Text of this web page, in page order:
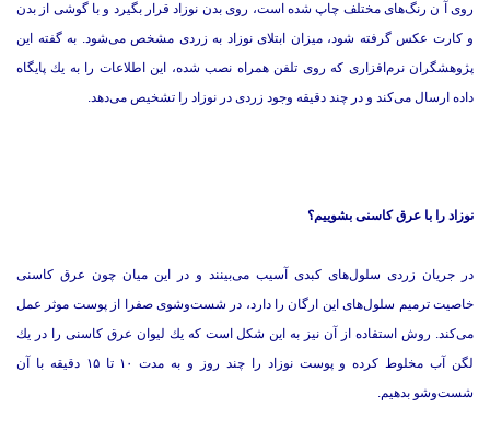
روی آ ن رنگ‌های مختلف چاپ شده است، روی بدن نوزاد قرار بگیرد و با گوشی از بدن
و كارت عكس گرفته شود، میزان ابتلای نوزاد به زردی مشخص می‌شود. به گفته این
پژوهشگران نرم‌افزاری كه روی تلفن همراه نصب شده، این اطلاعات را به یك پایگاه
داده ارسال می‌كند و در چند دقیقه وجود زردی در نوزاد را تشخیص می‌دهد.
نوزاد را با عرق كاسنی بشوییم؟
در جریان زردی سلول‌های كبدی آسیب می‌بینند و در این میان چون عرق كاسنی
خاصیت ترمیم سلول‌های این ارگان را دارد، در شست‌وشوی صفرا از پوست موثر عمل
می‌كند. روش استفاده از آن نیز به این شكل است كه یك لیوان عرق كاسنی را در یك
لگن آب مخلوط كرده و پوست نوزاد را چند روز و به مدت ۱۰ تا ۱۵ دقیقه با آن
شست‌وشو بدهیم.